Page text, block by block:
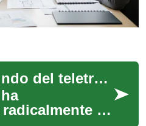
Explora el mundo del teletrabajo: Guía para profesionales
el